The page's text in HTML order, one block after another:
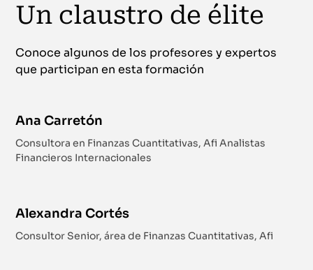
Un claustro de élite
Conoce algunos de los profesores y expertos
que participan en esta formación
Ana Carretón
Consultora en Finanzas Cuantitativas, Afi Analistas
Financieros Internacionales
Alexandra Cortés
Consultor Senior, área de Finanzas Cuantitativas, Afi